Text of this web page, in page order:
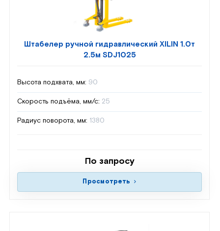
Штабелер ручной гидравлический XILIN 1.0т
2.5м SDJ1025
Высота подхвата, мм: 90
Скорость подъёма, мм/с: 25
Радиус поворота, мм: 1380
По запросу
Просмотреть